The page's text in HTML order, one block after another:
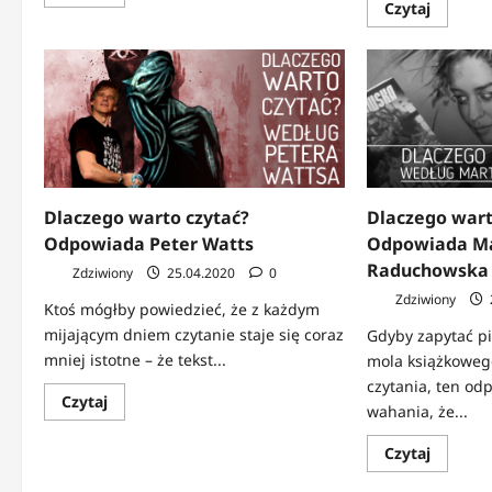
Dlaczego
warto
czytać?
Odpowiada
Rafał
Kosik
CzytajDowiedz
się
o
warto
czytać?
Jakub
Małecki
Dlaczego warto czytać?
Odpowiada Peter Watts
Zdziwiony 25.04.2020 0
Ktoś mógłby powiedzieć, że z każdym
mijającym dniem czytanie staje się coraz
mniej istotne – że tekst...
CzytajDowiedz
się
Dlaczego
Odpowiada
Raduchowska
Zdziwiony
Gdyby zapytać
mola
czytania, ten
wahania, że...
CzytajDowiedz
się